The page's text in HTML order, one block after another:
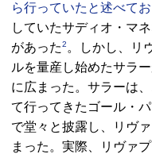
ら行っていたと述べてお
していたサディオ・マ
があった2 。しかし、リ
ルを量産し始めたサラ
に広まった。サラーは
て行ってきたゴール・
で堂々と披露し、リヴ
まった。実際、リヴァ